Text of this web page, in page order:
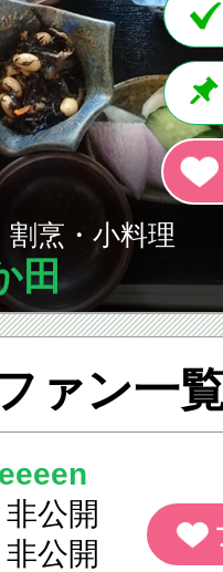
烹・小料理
田
ァン一
公開
公開